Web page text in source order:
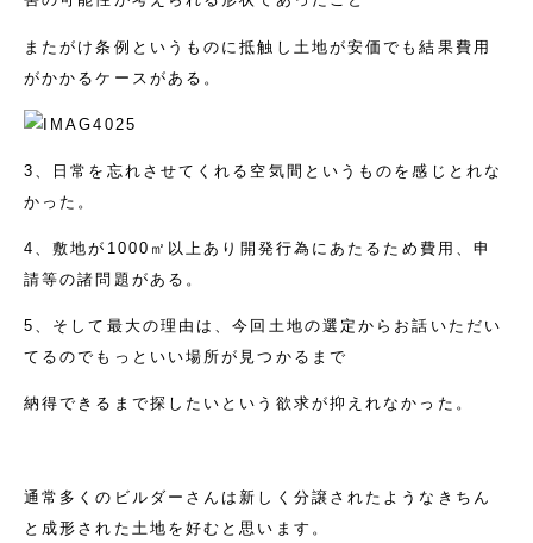
またがけ条例というものに抵触し土地が安価でも結果費用
がかかるケースがある。
3、日常を忘れさせてくれる空気間というものを感じとれな
かった。
4、敷地が1000㎡以上あり開発行為にあたるため費用、申
請等の諸問題がある。
5、そして最大の理由は、今回土地の選定からお話いただい
てるのでもっといい場所が見つかるまで
納得できるまで探したいという欲求が抑えれなかった。
通常多くのビルダーさんは新しく分譲されたようなきちん
と成形された土地を好むと思います。